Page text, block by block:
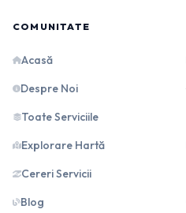
COMUNITATE
Acasă
Despre Noi
Toate Serviciile
Explorare Hartă
Cereri Servicii
Blog